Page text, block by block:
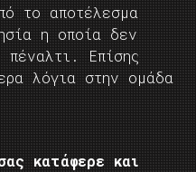
το αποτέλεσμα
η οποία δεν
Επίσης
λόγια στην ομάδα
κατάφερε και